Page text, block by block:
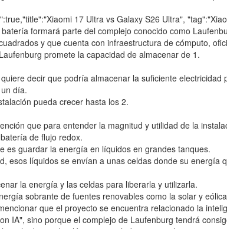
17 Ultra vs Galaxy S26 Ultra",
formará parte del complejo conocido como
y que cuenta con infraestructura de cómputo,
promete la capacidad de almacenar de 1.
decir que podría almacenar la suficiente electricidad
día.
pueda crecer hasta los 2.
que para entender la magnitud y utilidad de la
de flujo redox.
es guardar la energía en líquidos en grandes tanques.
esos líquidos se envían a unas celdas donde su energía
la energía y las celdas para liberarla y utilizarla.
sobrante de fuentes renovables como la solar y
que el proyecto se encuentra relacionado la
IA", sino porque el complejo de Laufenburg tendrá